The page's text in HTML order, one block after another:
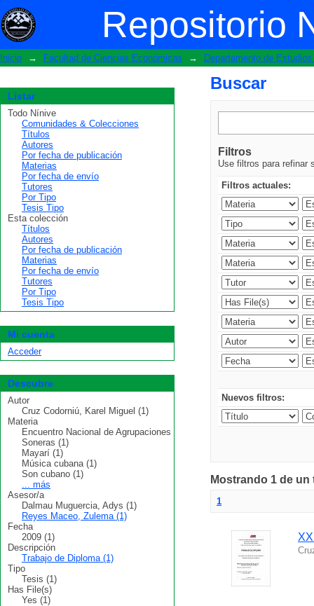
Repositorio
Buscar
Inicio → Facultad de Ciencias Económicas → Departamento de
Buscar
Filtros
Use filtros para refinar
Filtros actuales:
Nuevos filtros:
Mostrando 1 de
1
Listar
Todo Nínive
Comunidades & Colecciones
Títulos
Autores
Por fecha de publicación
Materias
Por fecha de envío
Tutores
Por Tipo
Tesis Tipo
Esta colección
Títulos
Autores
Por fecha de publicación
Materias
Por fecha de envío
Tutores
Por Tipo
Tesis Tipo
Mi cuenta
Acceder
Descubre
Autor
Cruz Codorniú, Karel Miguel (1)
Materia
Encuentro Nacional de Agrupaciones
Soneras (1)
Mayarí (1)
Música cubana (1)
Son cubano (1)
... más
Asesor/a
Dalmau Muguercia, Adys (1)
Reyes Maceo, Zulema (1)
Fecha
2009 (1)
Descripción
Trabajo de Diploma (1)
Tipo
Tesis (1)
Has File(s)
Yes (1)